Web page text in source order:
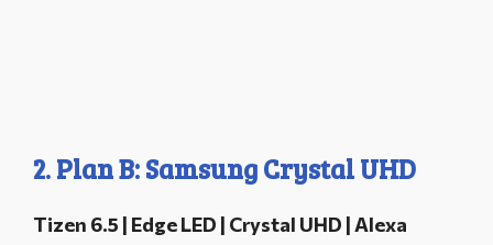
2. Plan B: Samsung Crystal UHD
Tizen 6.5 | Edge LED | Crystal UHD | Alexa